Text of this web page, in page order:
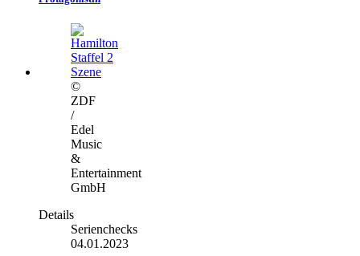
©
ZDF
/
Edel
Music
&
Entertainment
GmbH
Details
Serienchecks
04.01.2023